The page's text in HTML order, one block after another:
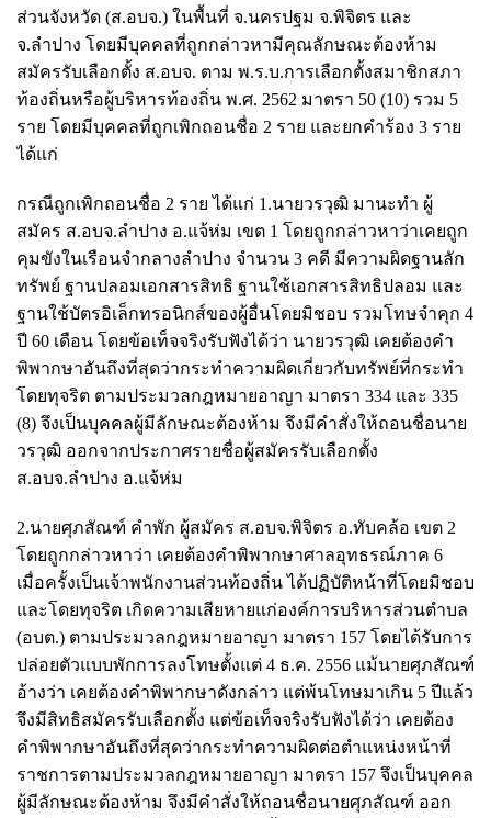
ส่วนจังหวัด (ส.อบจ.) ในพื้นที่ จ.นครปฐม จ.พิจิตร และ
จ.ลำปาง โดยมีบุคคลที่ถูกกล่าวหามีคุณลักษณะต้องห้าม
สมัครรับเลือกตั้ง ส.อบจ. ตาม พ.ร.บ.การเลือกตั้งสมาชิกสภา
ท้องถิ่นหรือผู้บริหารท้องถิ่น พ.ศ. 2562 มาตรา 50 (10) รวม 5
ราย โดยมีบุคคลที่ถูกเพิกถอนชื่อ 2 ราย และยกคำร้อง 3 ราย
ได้แก่
กรณีถูกเพิกถอนชื่อ 2 ราย ได้แก่ 1.นายวรวุฒิ มานะทำ ผู้
สมัคร ส.อบจ.ลำปาง อ.แจ้ห่ม เขต 1 โดยถูกกล่าวหาว่าเคยถูก
คุมขังในเรือนจำกลางลำปาง จำนวน 3 คดี มีความผิดฐานลัก
ทรัพย์ ฐานปลอมเอกสารสิทธิ ฐานใช้เอกสารสิทธิปลอม และ
ฐานใช้บัตรอิเล็กทรอนิกส์ของผู้อื่นโดยมิชอบ รวมโทษจำคุก 4
ปี 60 เดือน โดยข้อเท็จจริงรับฟังได้ว่า นายวรวุฒิ เคยต้องคำ
พิพากษาอันถึงที่สุดว่ากระทำความผิดเกี่ยวกับทรัพย์ที่กระทำ
โดยทุจริต ตามประมวลกฎหมายอาญา มาตรา 334 และ 335
(8) จึงเป็นบุคคลผู้มีลักษณะต้องห้าม จึงมีคำสั่งให้ถอนชื่อนาย
วรวุฒิ ออกจากประกาศรายชื่อผู้สมัครรับเลือกตั้ง
ส.อบจ.ลำปาง อ.แจ้ห่ม
2.นายศุภสัณฑ์ คำพัก ผู้สมัคร ส.อบจ.พิจิตร อ.ทับคล้อ เขต 2
โดยถูกกล่าวหาว่า เคยต้องคำพิพากษาศาลอุทธรณ์ภาค 6
เมื่อครั้งเป็นเจ้าพนักงานส่วนท้องถิ่น ได้ปฏิบัติหน้าที่โดยมิชอบ
และโดยทุจริต เกิดความเสียหายแก่องค์การบริหารส่วนตำบล
(อบต.) ตามประมวลกฎหมายอาญา มาตรา 157 โดยได้รับการ
ปล่อยตัวแบบพักการลงโทษตั้งแต่ 4 ธ.ค. 2556 แม้นายศุภสัณฑ์
อ้างว่า เคยต้องคำพิพากษาดังกล่าว แต่พ้นโทษมาเกิน 5 ปีแล้ว
จึงมีสิทธิสมัครรับเลือกตั้ง แต่ข้อเท็จจริงรับฟังได้ว่า เคยต้อง
คำพิพากษาอันถึงที่สุดว่ากระทำความผิดต่อตำแหน่งหน้าที่
ราชการตามประมวลกฎหมายอาญา มาตรา 157 จึงเป็นบุคคล
ผู้มีลักษณะต้องห้าม จึงมีคำสั่งให้ถอนชื่อนายศุภสัณฑ์ ออก